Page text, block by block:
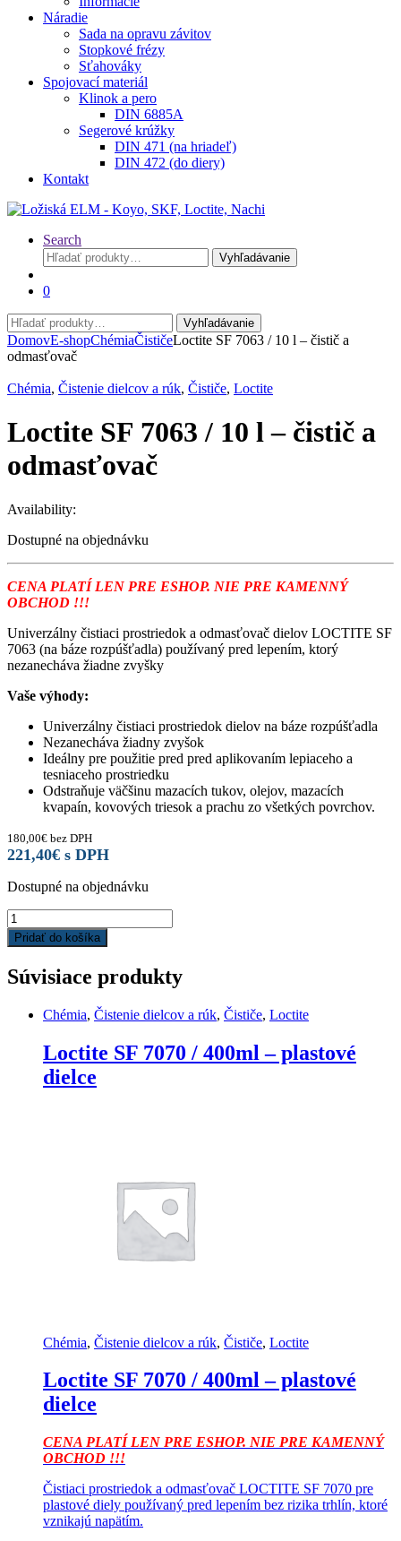
Náradie
Sada na opravu závitov
Stopkové frézy
Sťahováky
Spojovací materiál
Klinok a pero
DIN 6885A
Segerové krúžky
DIN 471 (na hriadeľ)
DIN 472 (do diery)
Kontakt
Search
Hľadať:
Vyhľadávanie
0
Hľadať:
Vyhľadávanie
DomovE-shopChémiaČističeLoctite SF 7063 / 10 l – čistič a
odmasťovač
Chémia, Čistenie dielcov a rúk, Čističe, Loctite
Loctite SF 7063 / 10 l – čistič a
odmasťovač
Availability:
Dostupné na objednávku
CENA PLATÍ LEN PRE ESHOP. NIE PRE KAMENNÝ
OBCHOD !!!
Univerzálny čistiaci prostriedok a odmasťovač dielov LOCTITE SF
7063 (na báze rozpúšťadla) používaný pred lepením, ktorý
nezanecháva žiadne zvyšky
Vaše výhody:
Univerzálny čistiaci prostriedok dielov na báze rozpúšťadla
Nezanecháva žiadny zvyšok
Ideálny pre použitie pred pred aplikovaním lepiaceho a
tesniaceho prostriedku
Odstraňuje väčšinu mazacích tukov, olejov, mazacích
kvapaín, kovových triesok a prachu zo všetkých povrchov.
180,00€ bez DPH
221,40€ s DPH
Dostupné na objednávku
Loctite
SF
7063
10
odmasťovač
quantity
Pridať do košíka
Súvisiace produkty
Chémia, Čistenie dielcov a rúk, Čističe, Loctite
Loctite SF 7070 / 400ml – plastové
dielce
Chémia, Čistenie dielcov a rúk, Čističe, Loctite
Loctite SF 7070 / 400ml – plastové
dielce
CENA PLATÍ LEN PRE ESHOP. NIE PRE KAMENNÝ
OBCHOD !!!
Čistiaci prostriedok a odmasťovač LOCTITE SF 7070 pre
plastové diely používaný pred lepením bez rizika trhlín, ktoré
vznikajú napätím.